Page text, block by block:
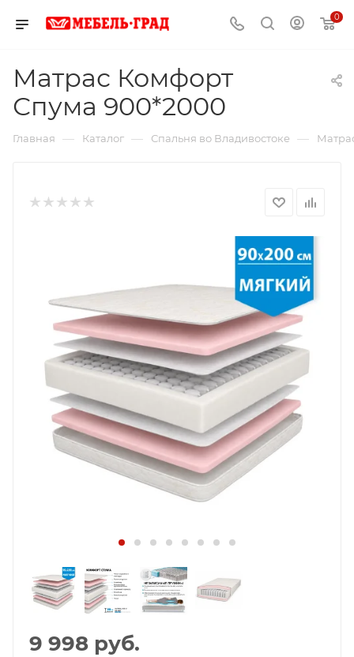
0
Матрас Комфорт
Спума 900*2000
Главная — Каталог — Спальня во Владивостоке —
9 998 руб.